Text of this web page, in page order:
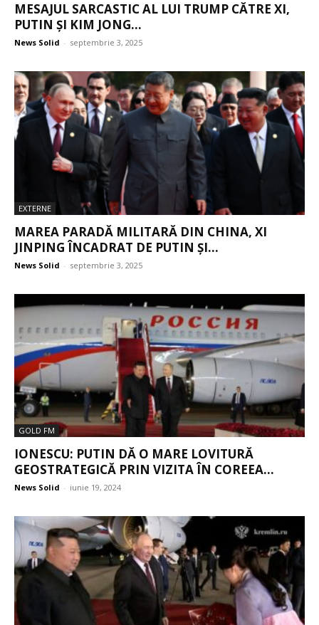
MESAJUL SARCASTIC AL LUI TRUMP CĂTRE XI,
PUTIN ȘI KIM JONG...
News Solid - septembrie 3, 2025
EXTERNE
MAREA PARADĂ MILITARĂ DIN CHINA, XI
JINPING ÎNCADRAT DE PUTIN ȘI...
News Solid - septembrie 3, 2025
GOLD FM
IONESCU: PUTIN DĂ O MARE LOVITURĂ
GEOSTRATEGICĂ PRIN VIZITA ÎN COREEA...
News Solid - iunie 19, 2024